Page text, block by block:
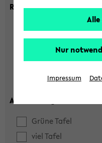
Raumkriterien:
max. Plätze:
Ausstattung:
Grüne Tafel
viel Tafel
Nur
Impressum